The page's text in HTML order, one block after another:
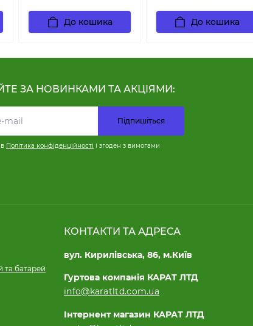
До кошика До кошика
ЗА НОВИНКАМИ ТА АКЦІЯМИ:
Підпишіться
Політика конфіденційності і згоден з вимогами
та батарей
КОНТАКТИ ТА АДРЕСА
вул. Кирилівська, 86, м.Київ
Гуртова компанія КАРАТ ЛТД
info@karatltd.com.ua
Інтернент магазин КАРАТ ЛТД